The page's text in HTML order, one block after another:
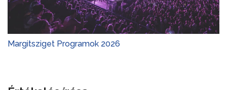
Margitsziget Programok 2026